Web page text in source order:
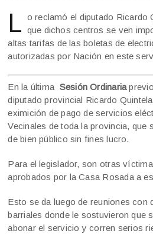
L o reclamó el diputado Ricardo
que dichos centros se ven
altas tarifas de las boletas de
autorizadas por Nación en este
En la última Sesión Ordinaria
diputado provincial Ricardo
eximición de pago de servicios
Vecinales de toda la provincia, que
de bien público sin fines lucro.
Para el legislador, son otras
aprobados por la Casa Rosada a
Esto se da luego de reuniones con
barriales donde le sostuvieron que
abonar el servicio y corren serios